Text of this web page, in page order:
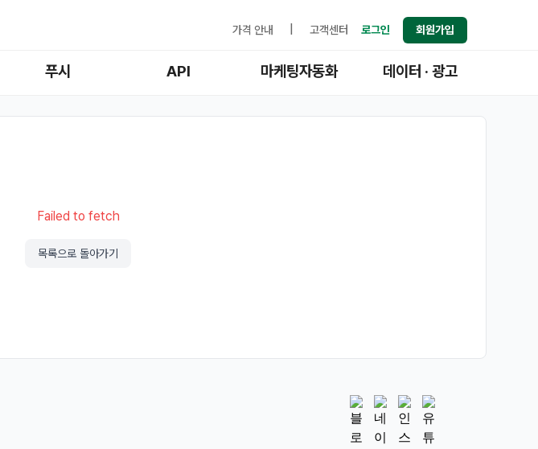
가격 안내 고객센터 로그인 회원가입
푸시 API 마케팅자동화 데이터 · 광고
Failed to fetch
목록으로 돌아가기